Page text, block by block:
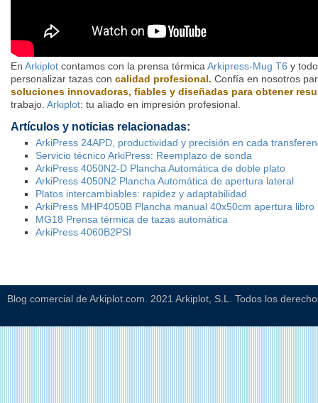
En Arkiplot contamos con la prensa térmica Arkipress-Mug T6 y
personalizar tazas con calidad profesional. Confía en nosotros
soluciones innovadoras, fiables y diseñadas para obtener
trabajo. Arkiplot: tu aliado en impresión profesional.
Artículos y noticias relacionadas:
ArkiPress 24APD, productividad y precisión en cada
Servicio técnico ArkiPress: Reemplazo de sonda
ArkiPress 4050N2-D Plancha Automática de doble plato
ArkiPress 4050N2 Plancha Automática de apertura lateral
Platos intercambiables: rapidez y adaptabilidad
ArkiPress MHP4050B Plancha manual 40x50cm apertura libro
MG18 Prensa térmica de tazas automática
ArkiPress 4060B2PSI
Blog comercial de Arkiplot.com. 2021 Arkiplot, S.L. Todos los